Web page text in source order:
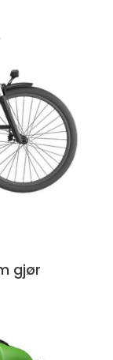
gjør